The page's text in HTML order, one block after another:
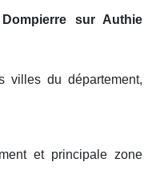
sur Authie
villes du département,
et principale zone